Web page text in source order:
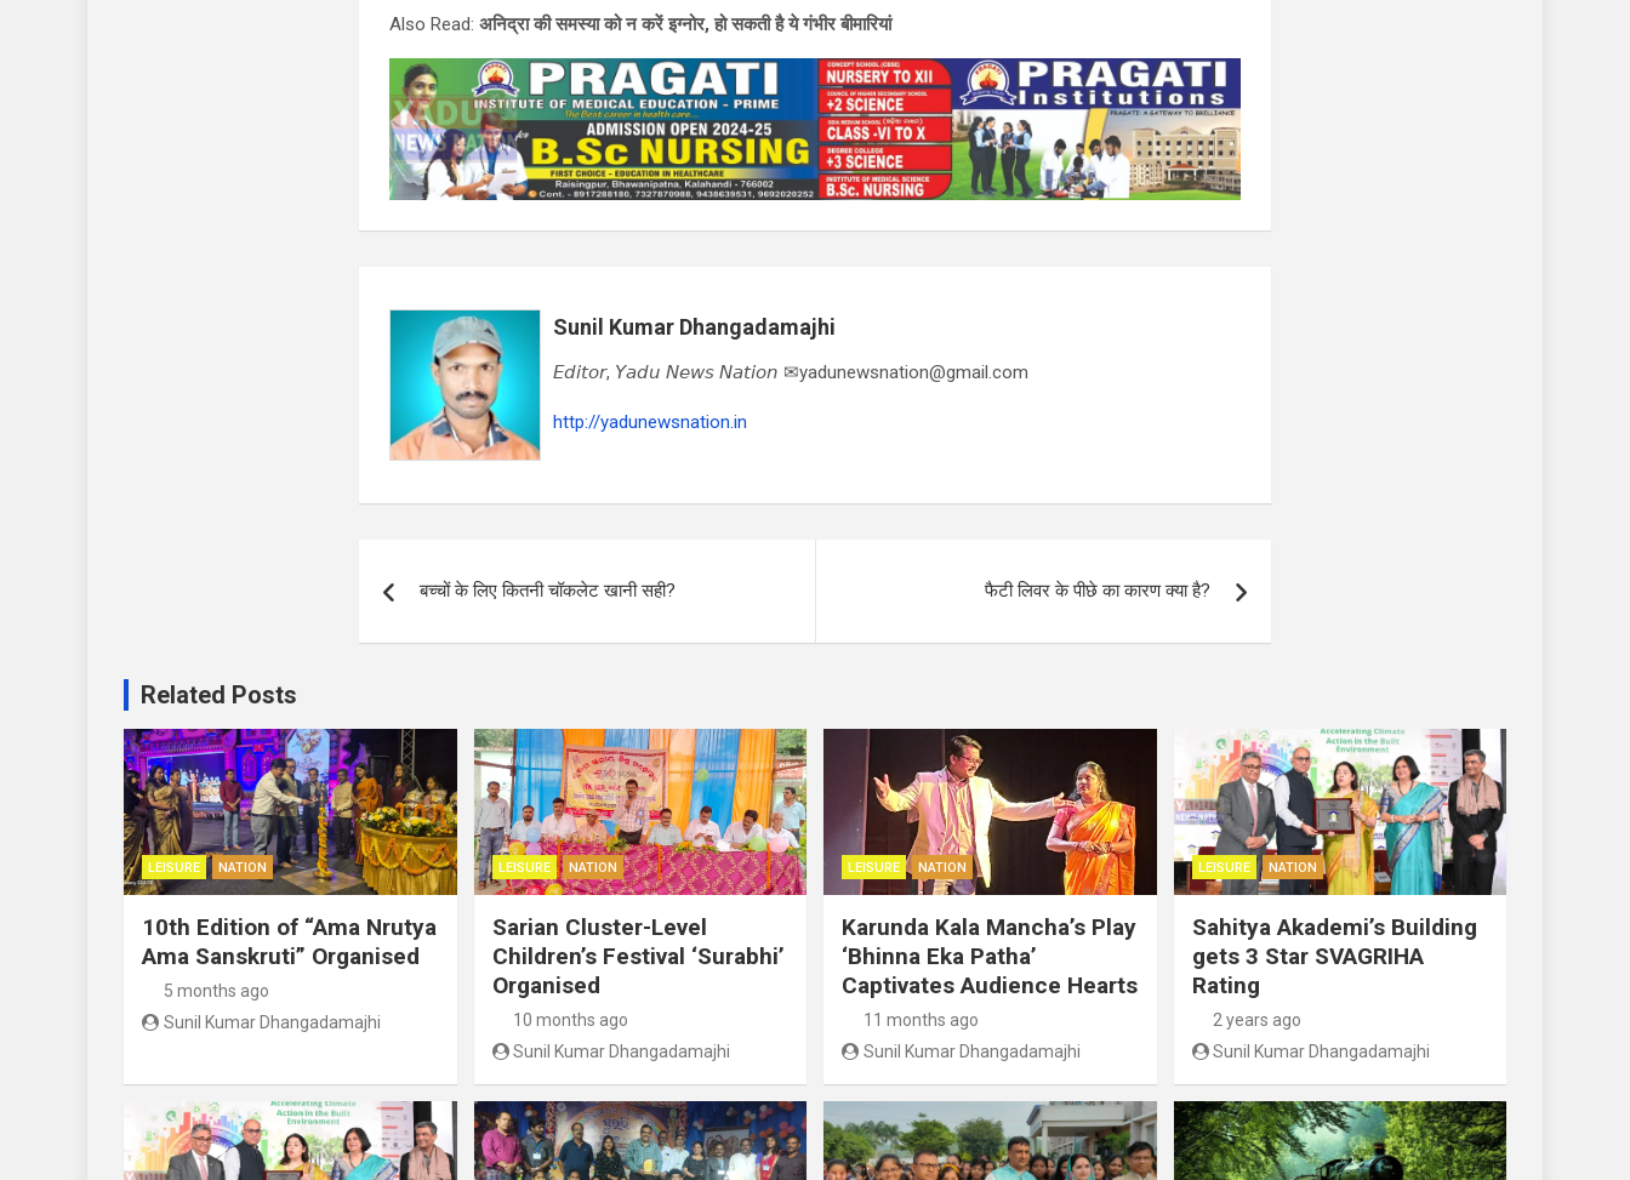
Also Read: अनिद्रा की समस्या को न करें इग्नोर, हो सकती है ये गंभीर बीमारियां
Sunil Kumar Dhangadamajhi
𝘌𝘥𝘪𝘵𝘰𝘳, 𝘠𝘢𝘥𝘶 𝘕𝘦𝘸𝘴 𝘕𝘢𝘵𝘪𝘰𝘯 ✉yadunewsnation@gmail.com
http://yadunewsnation.in
navigation
बच्चों के लिए कितनी चॉकलेट खानी सही? फैटी लिवर के पीछे का कारण क्या है?
Related Posts
LEISURE NATION
10th Edition of “Ama Nrutya
Ama Sanskruti” Organised
5 months ago
Sunil Kumar Dhangadamajhi
LEISURE NATION
Sarian Cluster-Level
Children’s Festival ‘Surabhi’
Organised
10 months ago
Sunil Kumar Dhangadamajhi
LEISURE NATION
Karunda Kala Mancha’s Play
‘Bhinna Eka Patha’
Captivates Audience Hearts
11 months ago
Sunil Kumar Dhangadamajhi
LEISURE NATION
Sahitya Akademi’s Building
gets 3 Star SVAGRIHA
Rating
2 years ago
Sunil Kumar Dhangadamajhi